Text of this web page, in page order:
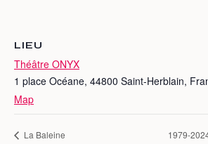
LIEU
Théâtre ONYX
1 place Océane, 44800 Saint-Herblain,
Map
La Baleine 1979-